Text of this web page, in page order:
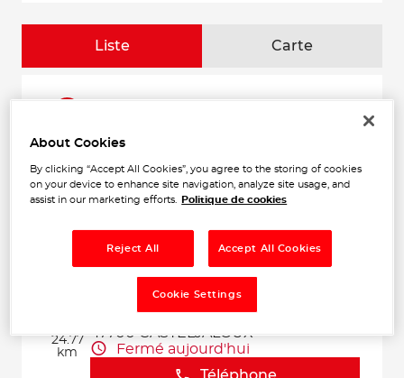
Liste Carte
km
47180 SAINTE-BAZEILLE
Téléphone
24.77
km
CASTEL ASSISTANCE
47700 CASTELJALOUX
Fermé aujourd'hui
About Cookies
By clicking “Accept All Cookies”, you agree to the storing of cookies
on your device to enhance site navigation, analyze site usage, and
assist in our marketing efforts.
Politique de cookies
Reject All Accept All Cookies
Cookie Settings